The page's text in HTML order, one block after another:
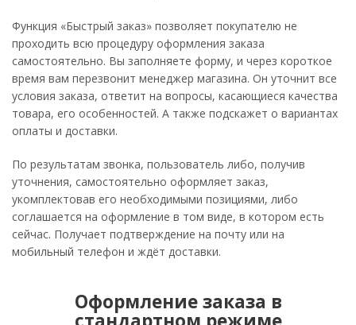
Функция «Быстрый заказ» позволяет покупателю не
проходить всю процедуру оформления заказа
самостоятельно. Вы заполняете форму, и через короткое
время вам перезвонит менеджер магазина. Он уточнит все
условия заказа, ответит на вопросы, касающиеся качества
товара, его особенностей. А также подскажет о вариантах
оплаты и доставки.
По результатам звонка, пользователь либо, получив
уточнения, самостоятельно оформляет заказ,
укомплектовав его необходимыми позициями, либо
соглашается на оформление в том виде, в котором есть
сейчас. Получает подтверждение на почту или на
мобильный телефон и ждёт доставки.
Оформление заказа в